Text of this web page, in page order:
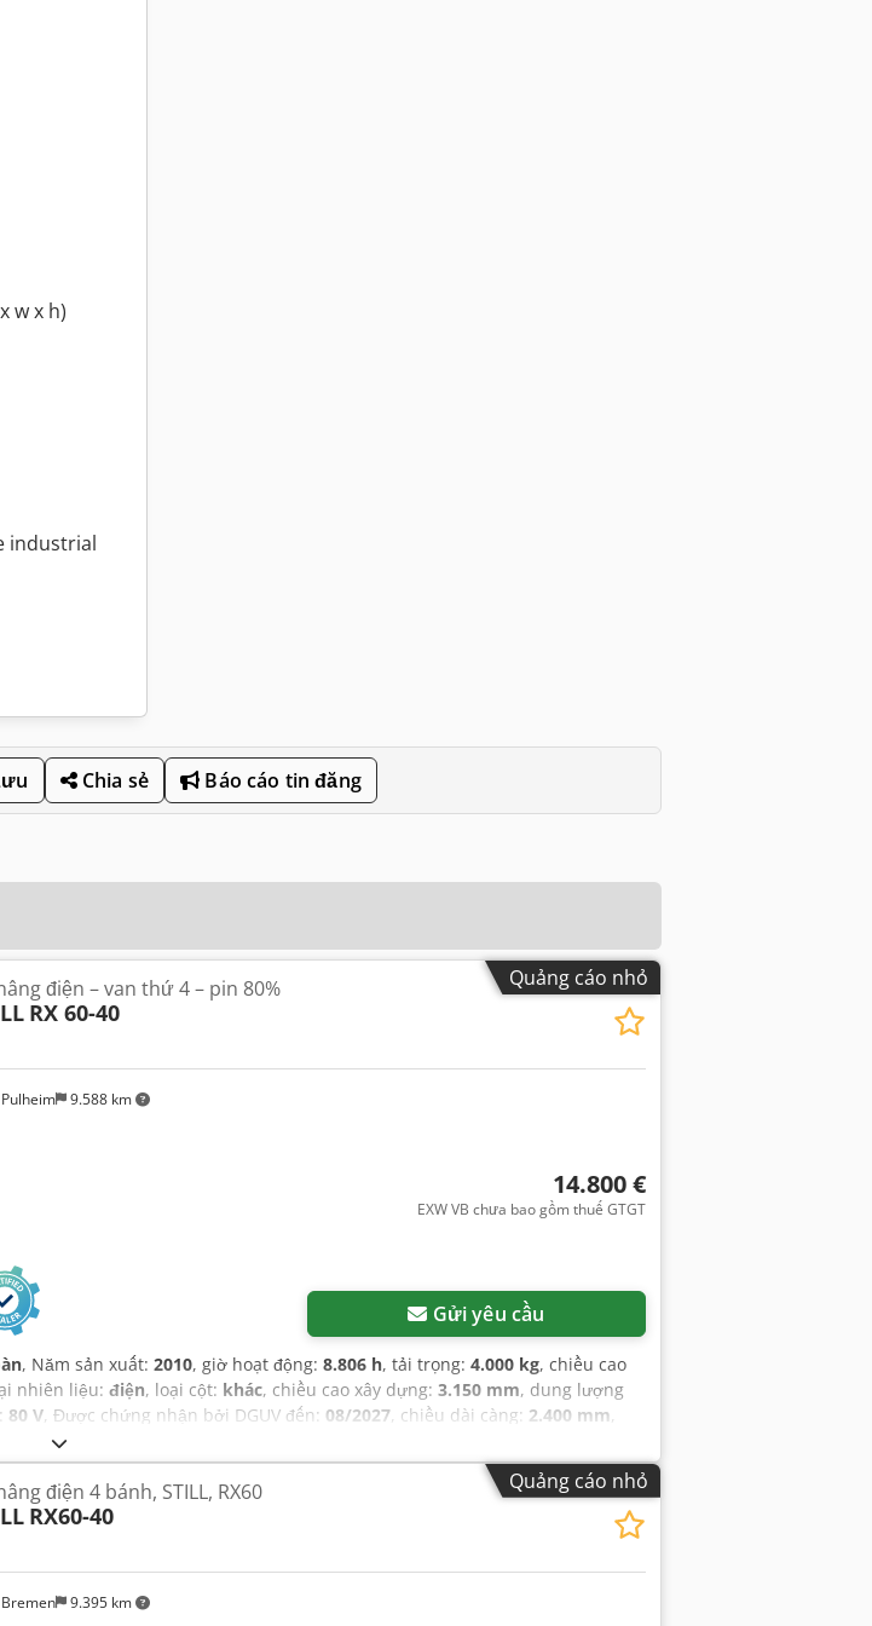
w x h)
industrial
Chia sẻ Báo cáo tin đăng
Quảng cáo nhỏ
9.588 km
điện – van thứ 4 – pin 80%
RX 60-40
14.800 €
EXW VB chưa bao gồm thuế GTGT
Gửi yêu cầu
, Năm sản xuất: 2010, giờ hoạt động: 8.806 h, tải trọng: 4.000 kg, chiều cao
nhiên liệu: điện, loại cột: khác, chiều cao xây dựng: 3.150 mm, dung lượng
80 V, Được chứng nhận bởi DGUV đến: 08/2027, chiều dài càng: 2.400 mm,
cabin, chiếu sáng, dịch chuyển bên, lịch sử bảo dưỡng đầy đủ
Quảng cáo nhỏ
9.395 km
điện 4 bánh, STILL, RX60
RX60-40